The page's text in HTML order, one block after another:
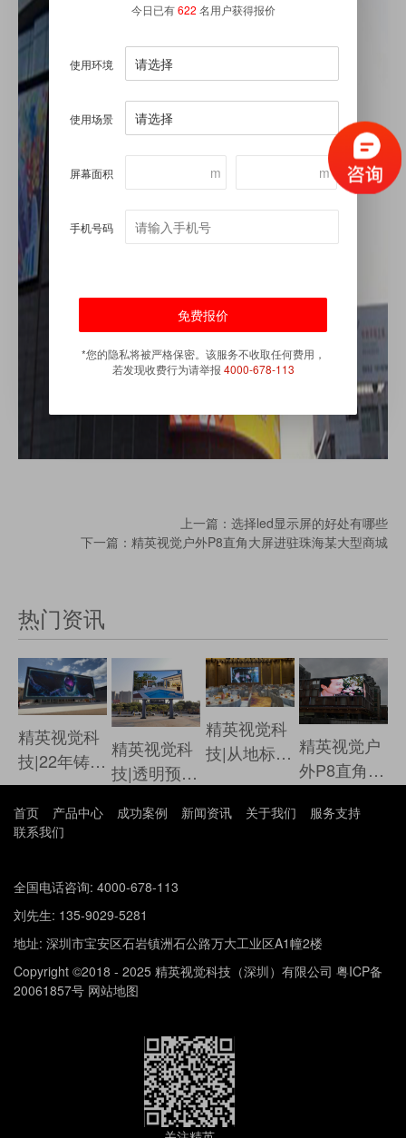
上一篇：选择led显示屏的好处有哪些
下一篇：精英视觉户外P8直角大屏进驻珠海某大型商城
热门资讯
精英视觉科
技|22年铸就
专业 领航
LED新时代
精英视觉科
技|透明预算
大屏智在必
精英视觉科
技|从地标到
见证信赖
精英视觉户
外P8直角大
某大型商城
首页 产品中心 成功案例 新闻资讯 关于我们
服务支持
联系我们
全国电话咨询: 4000-678-113
刘先生: 135-9029-5281
地址: 深圳市宝安区石岩镇洲石公路万大工业区A1幢2楼
Copyright ©2018 - 2025 精英视觉科技（深圳）有限公司 粤ICP备
20061857号 网站地图
今日已有622 名用户获得报价
使用环境
使用场景
屏幕面积 m
m
手机号码
*您的隐私将被严格保密。该服务不收取任何费用，
若发现收费行为请举报 4000-678-113